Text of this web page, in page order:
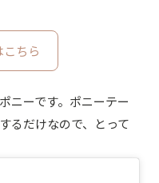
ちら
ニーです。ポニーテー
るだけなので、とって